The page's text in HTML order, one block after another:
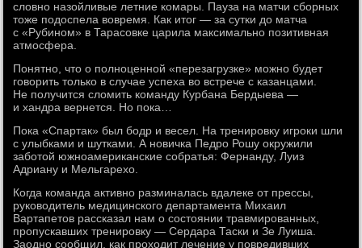
словно назойливые летние комары. Пауза на матчи сборных
тоже подоспела вовремя. Как итог — за сутки до матча
с «Рубином» в Тарасовке царила максимально позитивная
атмосфера.
Понятно, что о полноценной «перезагрузке» можно будет
говорить только в случае успеха во встрече с казанцами.
Не получится сломить команду Курбана Бердыева —
и хандра вернется. Но пока…
Пока «Спартак» был бодр и весел. На тренировку игроки шли
с улыбками и шутками. А новичка Педро Рошу окружили
заботой южноамериканские собратья: Фернанду, Луиз
Адриану и Мельгарехо.
Когда команда активно разминалась вдалеке от прессы,
руководитель медицинского департамента Михаил
Вартапетов рассказал нам о состоянии травмированных,
пропускавших тренировку — Сердара Таски и Зе Луиша.
Заодно сообщил, как проходит лечение у повредивших